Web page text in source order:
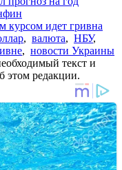
курсом идет гривна
, валюта, НБУ,
, новости Украины
текст и
этом редакции.